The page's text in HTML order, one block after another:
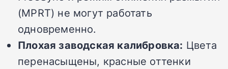
(MPRT) не могут работать
одновременно.
Плохая заводская калибровка: Цвета
перенасыщены, красные оттенки